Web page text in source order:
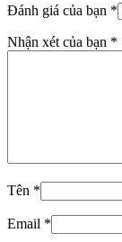
Đánh giá của bạn *
Nhận xét của bạn *
Tên *
Email *